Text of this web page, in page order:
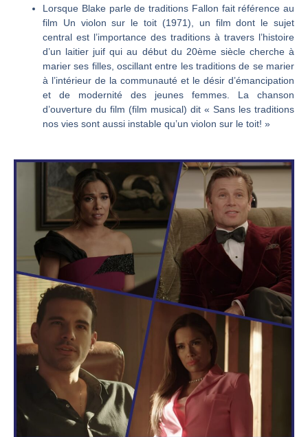
Lorsque Blake parle de traditions Fallon fait référence au
film Un violon sur le toit (1971), un film dont le sujet
central est l’importance des traditions à travers l’histoire
d’un laitier juif qui au début du 20ème siècle cherche à
marier ses filles, oscillant entre les traditions de se marier
à l’intérieur de la communauté et le désir d’émancipation
et de modernité des jeunes femmes. La chanson
d’ouverture du film (film musical) dit « Sans les traditions
nos vies sont aussi instable qu’un violon sur le toit! »